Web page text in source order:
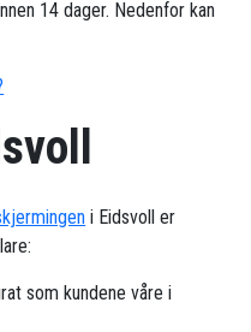
14 dager. Nedenfor kan
i Eidsvoll er
som kundene våre i